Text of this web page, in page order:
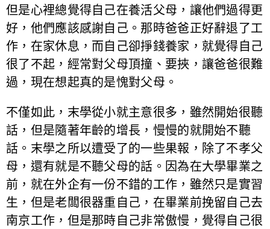
但是心裡總覺得自己在養活父母，讓他們過得更
好，他們應該感謝自己。那時爸爸正好辭退了工
作，在家休息，而自己卻掙錢養家，就覺得自己
很了不起，經常對父母頂撞、要挾，讓爸爸很難
過，現在想起真的是愧對父母。
不僅如此，末學從小就主意很多，雖然開始很聽
話，但是隨著年齡的增長，慢慢的就開始不聽
話。末學之所以遭受了的一些果報，除了不孝父
母，還有就是不聽父母的話。因為在大學畢業之
前，就在外企有一份不錯的工作，雖然只是實習
生，但是老闆很器重自己，在畢業前挽留自己去
南京工作，但是那時自己非常傲慢，覺得自己很